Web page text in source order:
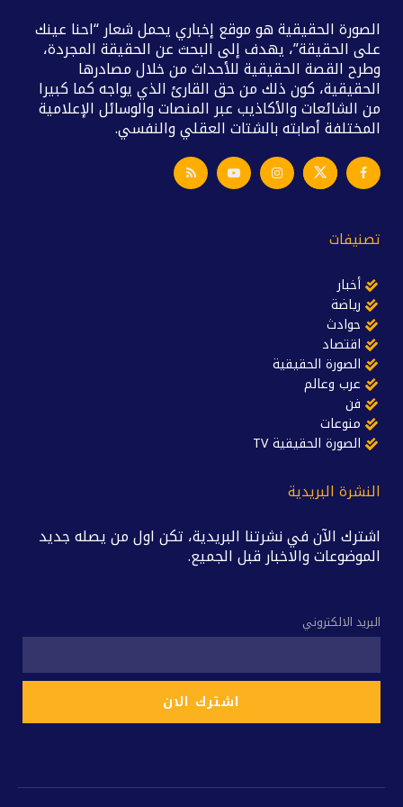
الصورة الحقيقية هو موقع إخباري يحمل شعار “احنا عينك
على الحقيقة”، يهدف إلى البحث عن الحقيقة المجردة،
وطرح القصة الحقيقية للأحداث من خلال مصادرها
الحقيقية، كون ذلك من حق القارئ الذي يواجه كما كبيرا
من الشائعات والأكاذيب عبر المنصات والوسائل الإعلامية
المختلفة أصابته بالشتات العقلي والنفسي.
تصنيفات
أخبار
رياضة
حوادث
اقتصاد
الصورة الحقيقية
عرب وعالم
فن
منوعات
الصورة الحقيقية TV
النشرة البريدية
اشترك الآن في نشرتنا البريدية، تكن اول من يصله جديد
الموضوعات والاخبار قبل الجميع.
البريد الالكتروني